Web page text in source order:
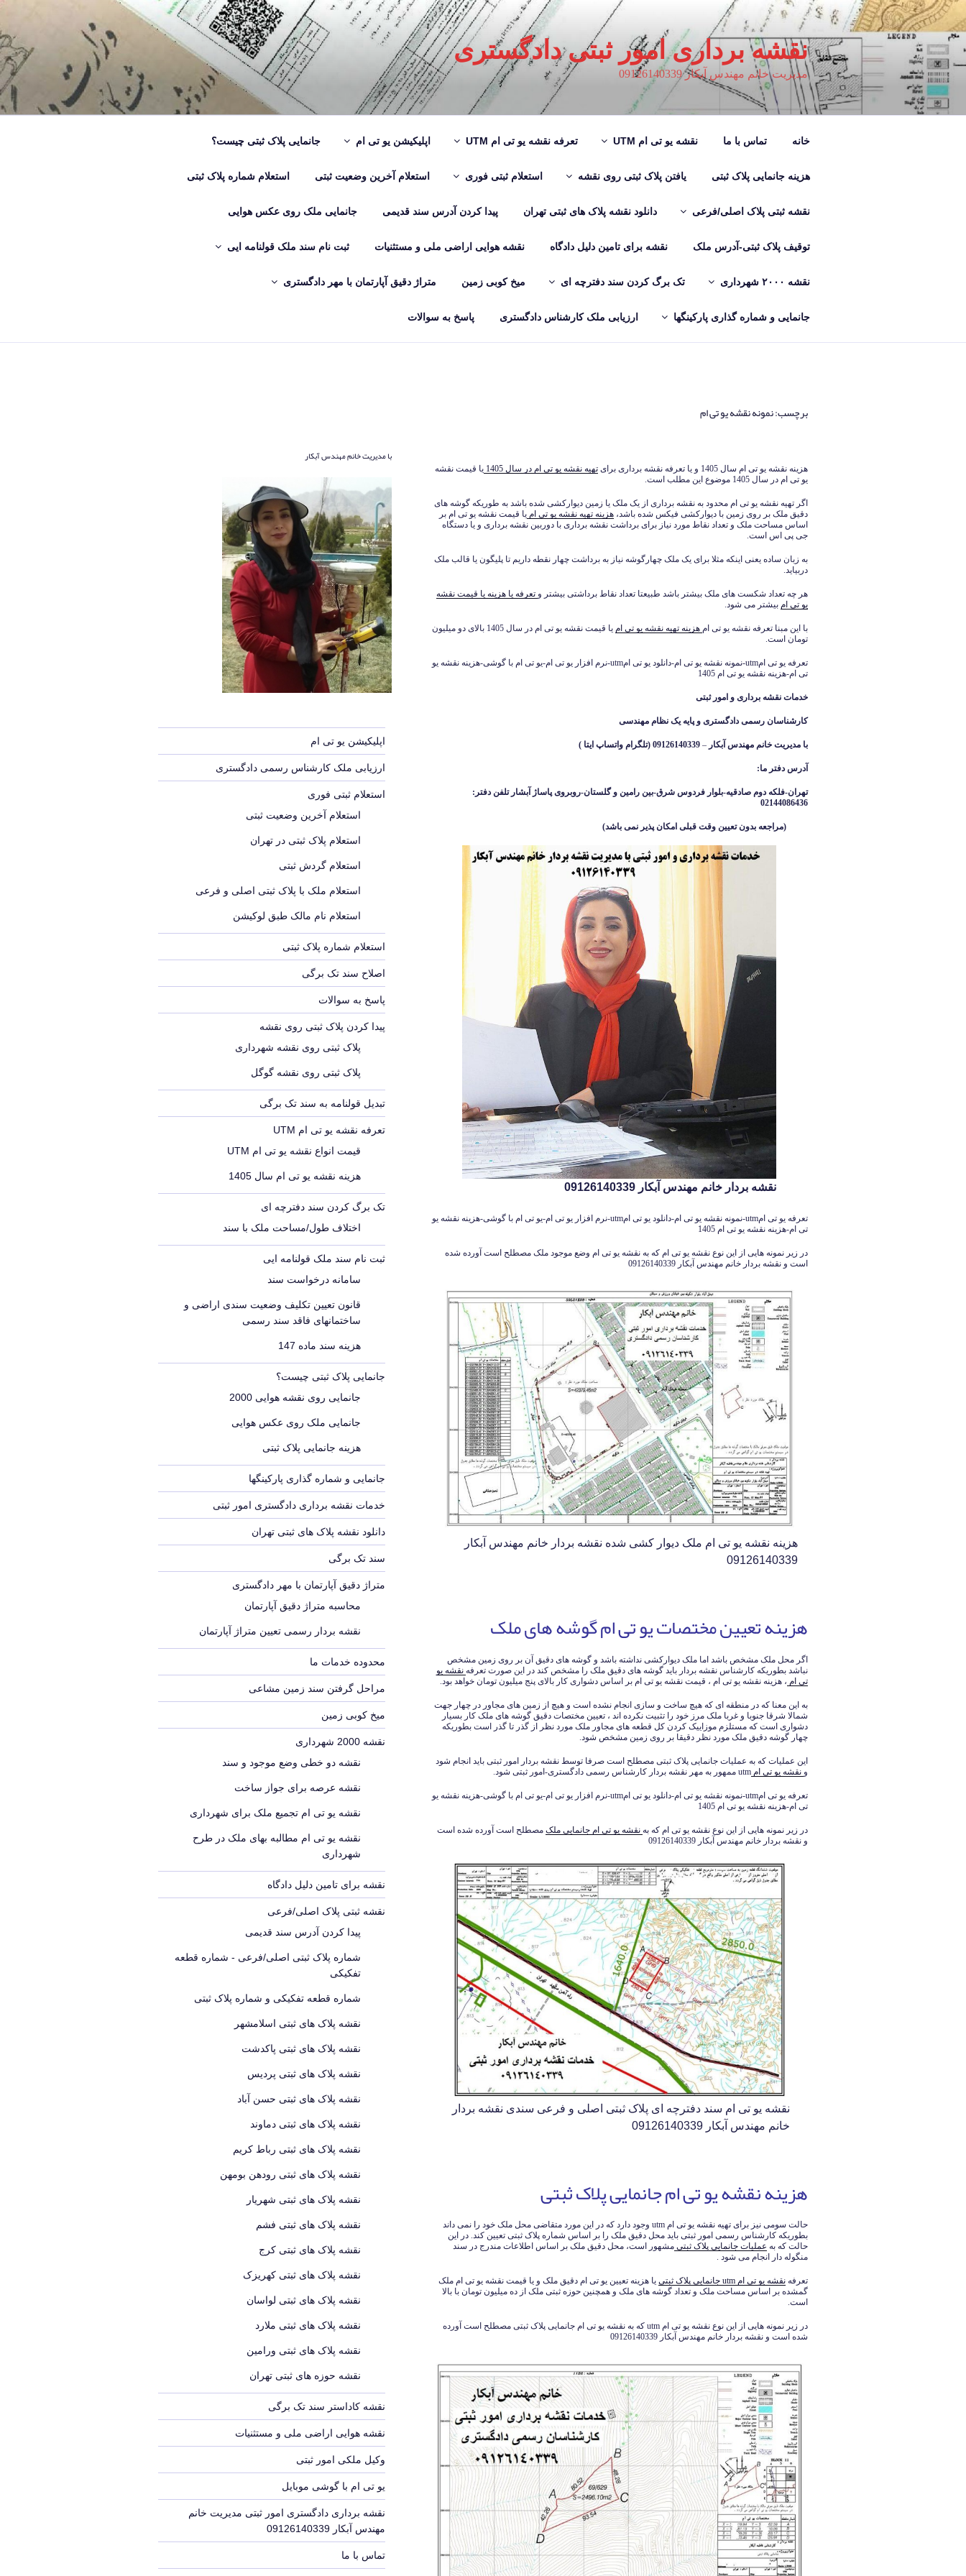
رفتن
به
محتوا
نقشه برداری امور ثبتی دادگستری
مدیریت خانم مهندس آبکار 09126140339
خانه تماس با ما نقشه یو تی ام UTM تعرفه نقشه یو تی ام UTM اپلیکیشن یو تی ام جانمایی پلاک ثبتی چیست؟
هزینه جانمایی پلاک ثبتی یافتن پلاک ثبتی روی نقشه استعلام ثبتی فوری استعلام آخرین وضعیت ثبتی استعلام شماره پلاک ثبتی
نقشه ثبتی پلاک اصلی/فرعی دانلود نقشه پلاک های ثبتی تهران پیدا کردن آدرس سند قدیمی جانمایی ملک روی عکس هوایی
توقیف پلاک ثبتی-آدرس ملک نقشه برای تامین دلیل دادگاه نقشه هوایی اراضی ملی و مستثنیات ثبت نام سند ملک قولنامه ایی
نقشه ۲۰۰۰ شهرداری تک برگ کردن سند دفترچه ای میخ کوبی زمین متراژ دقیق آپارتمان با مهر دادگستری
جانمایی و شماره گذاری پارکینگها ارزیابی ملک کارشناس دادگستری پاسخ به سوالات
برچسب:نمونه نقشه یو تی ام
در
هزینه نقشه یو تی ام سال 1405 و یا تعرفه نقشه برداری برای تهیه نقشه یو تی ام در سال 1405
یا قیمت نقشه
یو تی ام در سال 1405 موضوع این مطلب است.
اگر تهیه نقشه یو تی ام محدود به نقشه برداری از یک ملک یا زمین دیوارکشی شده باشد به طوریکه گوشه های
دقیق ملک بر روی زمین با دیوارکشی فیکس شده باشد، هزینه تهیه نقشه یو تی ام یا قیمت نقشه یو تی ام بر
اساس مساحت ملک و تعداد نقاط مورد نیاز برای برداشت نقشه برداری با دوربین نقشه برداری و یا دستگاه
جی پی اس است.
به زبان ساده یعنی اینکه مثلا برای یک ملک چهارگوشه نیاز به برداشت چهار نقطه داریم تا پلیگون یا قالب ملک
دربیاید.
هر چه تعداد شکست های ملک بیشتر باشد طبیعتا تعداد نقاط برداشتی بیشتر و تعرفه یا هزینه یا قیمت نقشه
یو تی ام بیشتر می شود.
با این مبنا تعرفه نقشه یو تی ام هزینه تهیه نقشه یو تی ام
یا قیمت نقشه یو تی ام در سال 1405 بالای دو میلیون
تومان است.
تعرفه یو تی امutm-نمونه نقشه یو تی ام-دانلود یو تی امutm-نرم افزار یو تی ام-یو تی ام با گوشی-هزینه نقشه یو
تی ام-هزینه نقشه یو تی ام 1405
خدمات نقشه برداری و امور ثبتی
کارشناسان رسمی دادگستری و پایه یک نظام مهندسی
با مدیریت خانم مهندس آبکار – 09126140339 (تلگرام واتساپ ایتا )
آدرس دفتر ما:
تهران-فلکه دوم صادقیه-بلوار فردوس شرق-بین رامین و گلستان-روبروی پاساژ آبشار تلفن دفتر:
02144086436
(مراجعه بدون تعیین وقت قبلی امکان پذیر نمی باشد)
نقشه بردار خانم مهندس آبکار 09126140339
تعرفه یو تی امutm-نمونه نقشه یو تی ام-دانلود یو تی امutm-نرم افزار یو تی ام-یو تی ام با گوشی-هزینه نقشه یو
تی ام-هزینه نقشه یو تی ام 1405
در زیر نمونه هایی از این نوع نقشه یو تی ام که به نقشه یو تی ام وضع موجود ملک مصطلح است آورده شده
است و نقشه بردار خانم مهندس آبکار 09126140339
هزینه نقشه یو تی ام ملک دیوار کشی شده نقشه بردار خانم مهندس آبکار
09126140339
هزینه تعیین مختصات یو تی ام گوشه های ملک
اگر محل ملک مشخص باشد اما ملک دیوارکشی نداشته باشد و گوشه های دقیق آن بر روی زمین مشخص
نباشد بطوریکه کارشناس نقشه بردار باید گوشه های دقیق ملک را مشخص کند در این صورت تعرفه نقشه یو
تی ام ، هزینه نقشه یو تی ام ، قیمت نقشه یو تی ام بر اساس دشواری کار بالای پنج میلیون تومان خواهد بود.
به این معنا که در منطقه ای که هیچ ساخت و سازی انجام نشده است و هیچ از زمین های مجاور در چهار جهت
شمالا شرقا جنوبا و غربا ملک مرز خود را تثبیت نکرده اند ، تعیین مختصات دقیق گوشه های ملک کار بسیار
دشواری است که مستلزم موزاییک کردن کل قطعه های مجاور ملک مورد نظر از گذر تا گذر است بطوریکه
چهار گوشه دقیق ملک مورد نظر دقیقا بر روی زمین مشخص شود.
این عملیات که به عملیات جانمایی پلاک ثبتی مصطلح است صرفا توسط نقشه بردار امور ثبتی باید انجام شود
و نقشه یو تی ام utm ممهور به مهر نقشه بردار کارشناس رسمی دادگستری-امور ثبتی شود.
تعرفه یو تی امutm-نمونه نقشه یو تی ام-دانلود یو تی امutm-نرم افزار یو تی ام-یو تی ام با گوشی-هزینه نقشه یو
تی ام-هزینه نقشه یو تی ام 1405
در زیر نمونه هایی از این نوع نقشه یو تی ام که به نقشه یو تی ام جانمایی ملک مصطلح است آورده شده است
و نقشه بردار خانم مهندس آبکار 09126140339
نقشه یو تی ام سند دفترچه ای پلاک ثبتی اصلی و فرعی سندی نقشه بردار
خانم مهندس آبکار 09126140339
هزینه نقشه یو تی ام جانمایی پلاک ثبتی
حالت سومی نیز برای تهیه نقشه یو تی ام utm وجود دارد که در این مورد متقاضی محل ملک خود را نمی داند
بطوریکه کارشناس رسمی امور ثبتی باید محل دقیق ملک را بر اساس شماره پلاک ثبتی تعیین کند. در این
حالت که به عملیات جانمایی پلاک ثبتی مشهور است، محل دقیق ملک بر اساس اطلاعات مندرج در سند
منگوله دار انجام می شود .
تعرفه نقشه یو تی ام utm جانمایی پلاک ثبتی
یا هزینه تعیین یو تی ام دقیق ملک و یا قیمت نقشه یو تی ام ملک
گمشده بر اساس مساحت ملک و تعداد گوشه های ملک و همچنین حوزه ثبتی ملک از ده میلیون تومان با بالا
است.
در زیر نمونه هایی از این نوع نقشه یو تی ام utm که به نقشه یو تی ام جانمایی پلاک ثبتی مصطلح است آورده
شده است و نقشه بردار خانم مهندس آبکار 09126140339
با مدیریت خانم مهندس آبکار
اپلیکیشن یو تی ام
ارزیابی ملک کارشناس رسمی دادگستری
استعلام ثبتی فوری
استعلام آخرین وضعیت ثبتی
استعلام پلاک ثبتی در تهران
استعلام گردش ثبتی
استعلام ملک با پلاک ثبتی اصلی و فرعی
استعلام نام مالک طبق لوکیشن
استعلام شماره پلاک ثبتی
اصلاح سند تک برگی
پاسخ به سوالات
پیدا کردن پلاک ثبتی روی نقشه
پلاک ثبتی روی نقشه شهرداری
پلاک ثبتی روی نقشه گوگل
تبدیل قولنامه به سند تک برگی
تعرفه نقشه یو تی ام UTM
قیمت انواع نقشه یو تی ام UTM
هزینه نقشه یو تی ام سال 1405
تک برگ کردن سند دفترچه ای
اختلاف طول/مساحت ملک با سند
ثبت نام سند ملک قولنامه ایی
سامانه درخواست سند
قانون تعیین تکلیف وضعیت سندی اراضی و
ساختمانهای فاقد سند رسمی
هزینه سند ماده 147
جانمایی پلاک ثبتی چیست؟
جانمایی روی نقشه هوایی 2000
جانمایی ملک روی عکس هوایی
هزینه جانمایی پلاک ثبتی
جانمایی و شماره گذاری پارکینگها
خدمات نقشه برداری دادگستری امور ثبتی
دانلود نقشه پلاک های ثبتی تهران
سند تک برگی
متراژ دقیق آپارتمان با مهر دادگستری
محاسبه متراژ دقیق آپارتمان
نقشه بردار رسمی تعیین متراژ آپارتمان
محدوده خدمات ما
مراحل گرفتن سند زمین مشاعی
میخ کوبی زمین
نقشه 2000 شهرداری
نقشه دو خطی وضع موجود و سند
نقشه عرصه برای جواز ساخت
نقشه یو تی ام تجمیع ملک برای شهرداری
نقشه یو تی ام مطالبه بهای ملک در طرح
شهرداری
نقشه برای تامین دلیل دادگاه
نقشه ثبتی پلاک اصلی/فرعی
پیدا کردن آدرس سند قدیمی
شماره پلاک ثبتی اصلی/فرعی - شماره قطعه
تفکیکی
شماره قطعه تفکیکی و شماره پلاک ثبتی
نقشه پلاک های ثبتی اسلامشهر
نقشه پلاک های ثبتی پاکدشت
نقشه پلاک های ثبتی پردیس
نقشه پلاک های ثبتی حسن آباد
نقشه پلاک های ثبتی دماوند
نقشه پلاک های ثبتی رباط کریم
نقشه پلاک های ثبتی رودهن بومهن
نقشه پلاک های ثبتی شهریار
نقشه پلاک های ثبتی فشم
نقشه پلاک های ثبتی کرج
نقشه پلاک های ثبتی کهریزک
نقشه پلاک های ثبتی لواسان
نقشه پلاک های ثبتی ملارد
نقشه پلاک های ثبتی ورامین
نقشه حوزه های ثبتی تهران
نقشه کاداستر سند تک برگی
نقشه هوایی اراضی ملی و مستثنیات
وکیل ملکی امور ثبتی
یو تی ام با گوشی موبایل
نقشه برداری دادگستری امور ثبتی مدیریت خانم
مهندس آبکار 09126140339
تماس با ما